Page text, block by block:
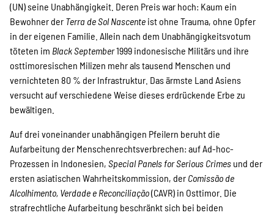
Stellenangebote
Werde Mitglied
SPENDEN
(UN) seine Unabhängigkeit. Deren Preis war hoch: Kaum ein
Bewohner der Terra de Sol Nascente ist ohne Trauma, ohne Opfer
in der eigenen Familie. Allein nach dem Unabhängigkeitsvotum
töteten im Black September1999 indonesische Militärs und ihre
osttimoresischen Milizen mehr als tausend Menschen und
vernichteten 80 % der Infrastruktur. Das ärmste Land Asiens
versucht auf verschiedene Weise dieses erdrückende Erbe zu
bewältigen.
Auf drei voneinander unabhängigen Pfeilern beruht die
Aufarbeitung der Menschenrechtsverbrechen: auf Ad-hoc-
Prozessen in Indonesien, Special Panels for Serious Crimes und der
ersten asiatischen Wahrheitskommission, der Comissão de
Alcolhimento, Verdade e Reconciliação(CAVR) in Osttimor. Die
strafrechtliche Aufarbeitung beschränkt sich bei beiden